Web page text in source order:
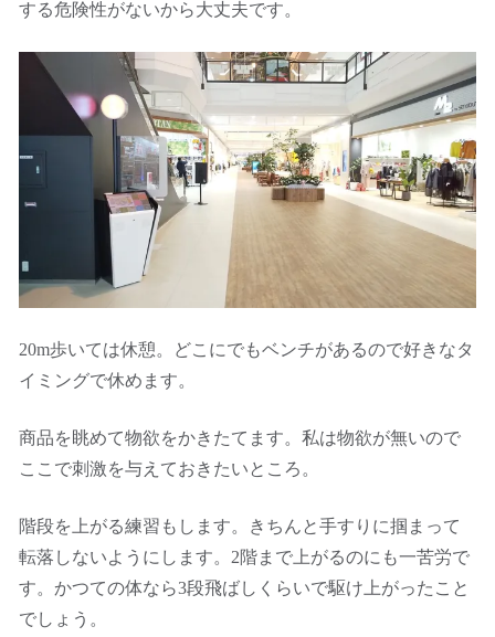
する危険性がないから大丈夫です。
20m歩いては休憩。どこにでもベンチがあるので好きなタ
イミングで休めます。
商品を眺めて物欲をかきたてます。私は物欲が無いので
ここで刺激を与えておきたいところ。
階段を上がる練習もします。きちんと手すりに掴まって
転落しないようにします。2階まで上がるのにも一苦労で
す。かつての体なら3段飛ばしくらいで駆け上がったこと
でしょう。